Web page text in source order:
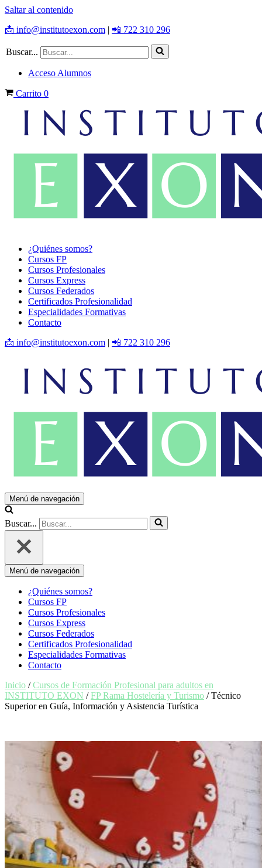
Saltar al contenido
📩 info@institutoexon.com | 📲 722 310 296
Buscar...
Acceso Alumnos
Carrito 0
¿Quiénes somos?
Cursos FP
Cursos Profesionales
Cursos Express
Cursos Federados
Certificados Profesionalidad
Especialidades Formativas
Contacto
📩 info@institutoexon.com | 📲 722 310 296
Menú de navegación
Buscar...
Menú de navegación
¿Quiénes somos?
Cursos FP
Cursos Profesionales
Cursos Express
Cursos Federados
Certificados Profesionalidad
Especialidades Formativas
Contacto
Inicio /Cursos de Formación Profesional para adultos en
INSTITUTO EXON /FP Rama Hostelería y Turismo / Técnico
Superior en Guía, Información y Asistencia Turística